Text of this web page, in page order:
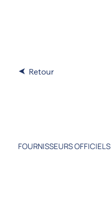
Retour
FOURNISSEURS OFFICIELS